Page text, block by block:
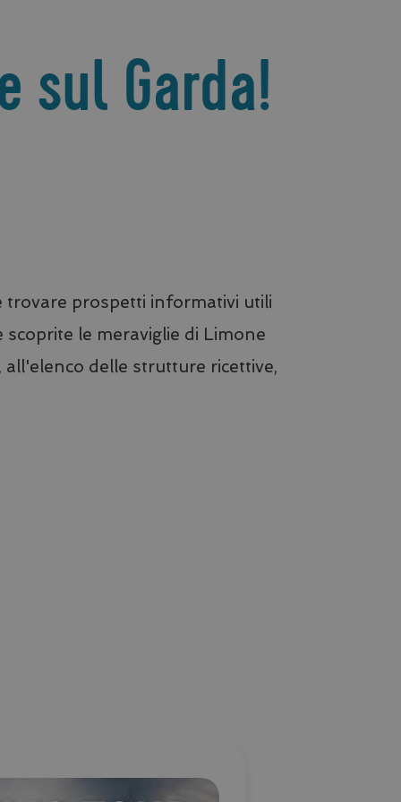
sul Garda!
trovare prospetti informativi utili
le meraviglie di Limone
all'elenco delle strutture ricettive,